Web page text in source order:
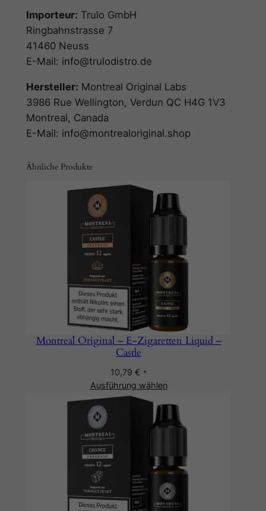
Importeur: Trulo GmbH
Ringbahnstrasse 7
41460 Neuss
E-Mail: info@trulodistro.de
Hersteller: Montreal Original Labs
3986 Rue Wellington, Verdun QC H4G 1V3
Montreal, Canada
E-Mail: info@montrealoriginal.shop
Ähnliche Produkte
Montreal Original – E-Zigaretten Liquid –
Castle
10,79 € *
Ausführung wählen